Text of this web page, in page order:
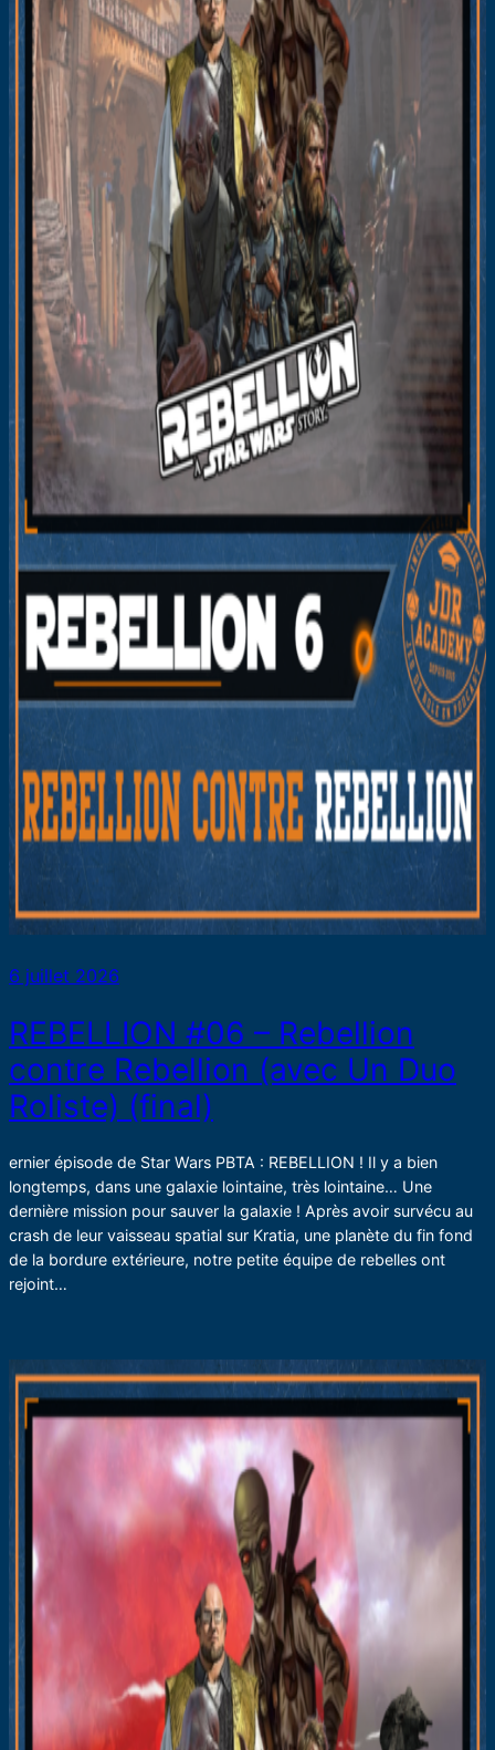
6 juillet 2026
REBELLION #06 – Rebellion
contre Rebellion (avec Un Duo
Roliste) (final)
ernier épisode de Star Wars PBTA : REBELLION ! Il y a bien
longtemps, dans une galaxie lointaine, très lointaine… Une
dernière mission pour sauver la galaxie ! Après avoir survécu au
crash de leur vaisseau spatial sur Kratia, une planète du fin fond
de la bordure extérieure, notre petite équipe de rebelles ont
rejoint…